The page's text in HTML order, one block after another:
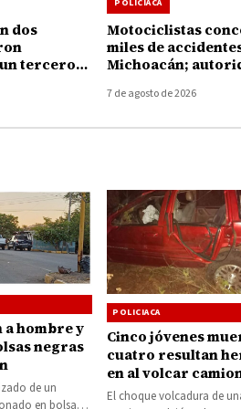
dos
tercero
POLICIACA
Motociclistas
miles de
Michoacán;
prevención
7 de agosto de 2026
hombre y
negras
de un
POLICIACA
Cinco jóvenes
cuatro resultan
en al volcar
Tangamandapio
El choque volcadura de